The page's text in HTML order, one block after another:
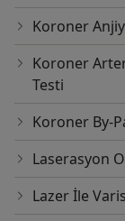
Koroner
Koroner
Testi
Koroner By-
Laserasyon
Lazer İle